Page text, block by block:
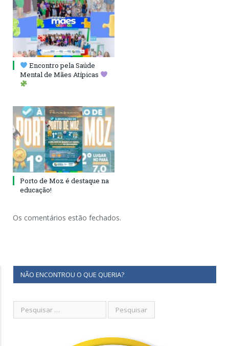
Encontro pela Saúde
Mental de Mães Atípicas
Porto de Moz é destaque na
educação!
Os comentários estão fechados.
NÃO ENCONTROU O QUE QUERIA?